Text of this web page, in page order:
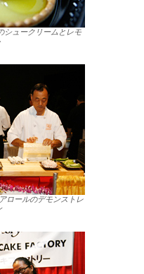
シュークリームとレモ
ロールのデモンストレ